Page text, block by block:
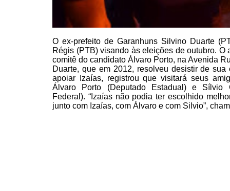
O ex-prefeito de Garanhuns SilvinoDuarte
Régis (PTB) visando às eleições de outubro. O
comitê do candidato Álvaro Porto, na Avenida
Duarte, que em 2012, resolveu desistir de sua
apoiar Izaías, registrou que visitará seus
Álvaro Porto (Deputado Estadual) e Sílvio
Federal). “Izaías não podia ter escolhido
junto com Izaías, com Álvaro e com Silvio”,